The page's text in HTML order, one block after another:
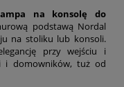
na konsolę do
podstawą Nordal
na stoliku lub konsoli.
przy wejściu i
i domowników, tuż od